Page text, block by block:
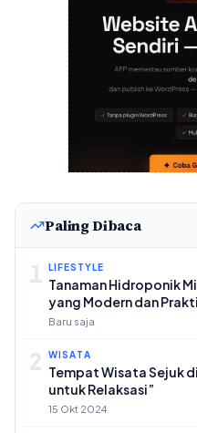
Paling Dibaca
1 LIFESTYLE
Tanaman Hidroponik
yang Modern dan
Baru saja
2 WISATA
Tempat Wisata Sejuk
untuk Relaksasi”
15 Okt 2024